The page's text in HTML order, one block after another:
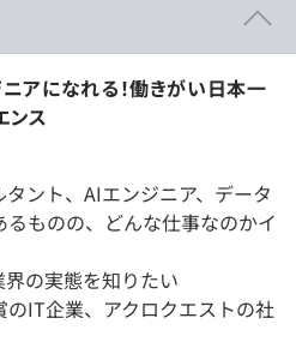
アになれる！働きがい日本一
ンス
ント、AIエンジニア、データ
ものの、どんな仕事なのかイ
の実態を知りたい
のIT企業、アクロクエストの社